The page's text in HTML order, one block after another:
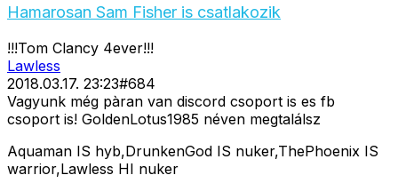
Hamarosan Sam Fisher is csatlakozik
!!!Tom Clancy 4ever!!!
Lawless
2018.03.17. 23:23#684
Vagyunk még pàran van discord csoport is es fb
csoport is! GoldenLotus1985 néven megtalálsz
Aquaman IS hyb,DrunkenGod IS nuker,ThePhoenix IS
warrior,Lawless HI nuker